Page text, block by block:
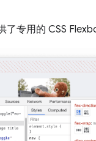
了专用的 CSS